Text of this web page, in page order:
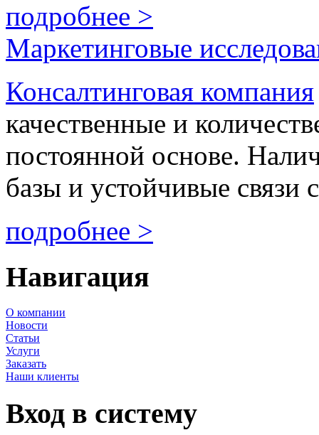
подробнее >
Маркетинговые
Консалтинговая компания
качественные и
постоянной основе.
базы и устойчивые связи с
подробнее >
Навигация
О компании
Новости
Статьи
Услуги
Заказать
Наши клиенты
Вход в систему